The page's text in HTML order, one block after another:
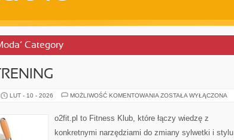
Category
LUT - 10 - 2026 MOŻLIWOŚĆ KOMENTOWANIA DOMOWY
ZOSTAŁA WYŁĄCZONA
o2fit.pl to Fitness Klub, które łączy wiedzę z
konkretnymi narzędziami do zmiany sylwetki i stylu